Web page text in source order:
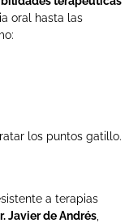
oral hasta las
los puntos gatillo.
a terapias
Javier de Andrés